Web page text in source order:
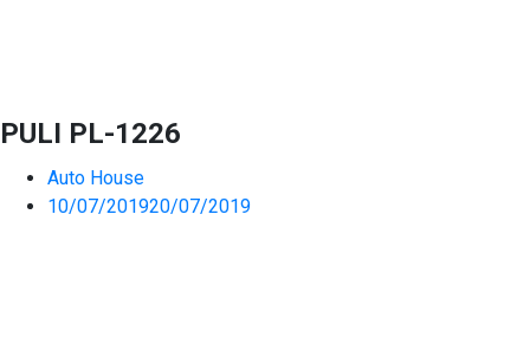
PULI PL-1226
Auto House
10/07/201920/07/2019